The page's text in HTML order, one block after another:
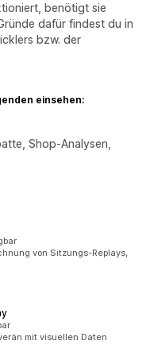
benötigt sie
dafür findest du in
bzw. der
einsehen:
Shop-Analysen,
von Sitzungs-Replays,
mit visuellen Daten